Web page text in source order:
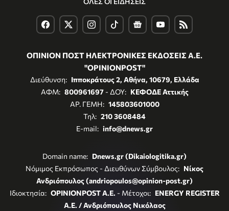
ΟΠΙΝΙΟΝ ΠΟΣΤ ΗΛΕΚΤΡΟΝΙΚΕΣ ΕΚΔΟΣΕΙΣ Α.Ε.
"OPINIONPOST"
Διεύθυνση: Ιπποκράτους 2, Αθήνα, 10679, Ελλάδα
ΑΦΜ: 800961697- ΔΟΥ: ΚΕΦΟΔΕ Αττικής
ΑΡ. ΓΕΜΗ: 145803601000
Τηλ: 210 3608484
E-mail: info@dnews.gr
Domain name: Dnews.gr (Dikaiologitika.gr)
Νόμιμος Εκπρόσωπος - Διευθύνων Σύμβουλος: Νίκος
Ανδριόπουλος (andriopoulos@opinion-post.gr)
Ιδιοκτησία: OPINIONPOST A.E. - Μέτοχοι: ENERGY REGISTER
Α.Ε. / Ανδριόπουλος Νικόλαος